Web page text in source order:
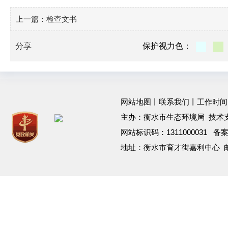
上一篇： 检查文书
保护视力色：
分享
网站地图 联系我们 丨工作时
主办：衡水市生态环境局 技术
网站标识码：1311000031 备
地址：衡水市育才街嘉利中